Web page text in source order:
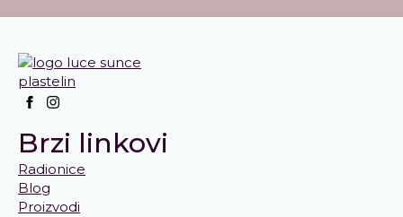
Brzi linkovi
Radionice
Blog
Proizvodi